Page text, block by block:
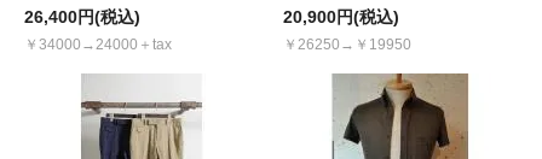
26,400円(税込)
￥34000→24000＋tax
20,900円(税込)
￥26250→￥19950